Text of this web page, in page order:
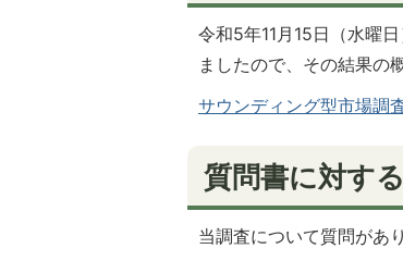
令和5年11月15日（水曜
ましたので、その結果の
サウンディング型市場調
質問書に対す
当調査について質問があ